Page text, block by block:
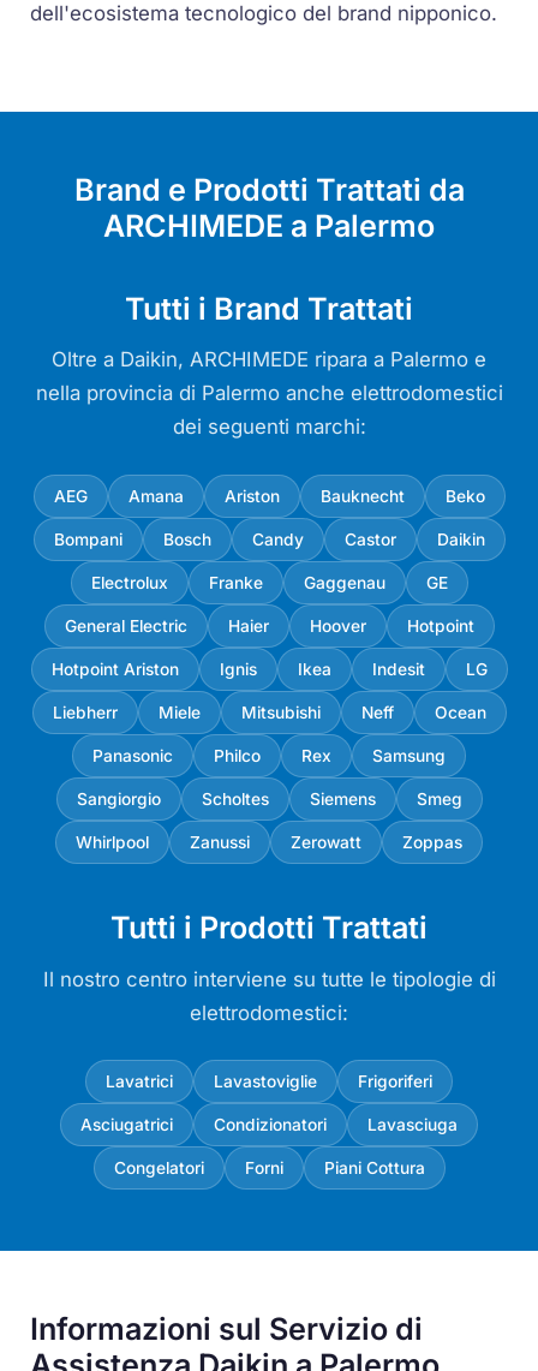
dell'ecosistema tecnologico del brand nipponico.
Brand e Prodotti Trattati da
ARCHIMEDE a Palermo
Tutti i Brand Trattati
Oltre a Daikin, ARCHIMEDE ripara a Palermo e
nella provincia di Palermo anche elettrodomestici
dei seguenti marchi:
AEG Amana Ariston Bauknecht Beko
Bompani Bosch Candy Castor Daikin
Electrolux Franke Gaggenau GE
General Electric Haier Hoover Hotpoint
Hotpoint Ariston Ignis Ikea Indesit LG
Liebherr Miele Mitsubishi Neff Ocean
Panasonic Philco Rex Samsung
Sangiorgio Scholtes Siemens Smeg
Whirlpool Zanussi Zerowatt Zoppas
Tutti i Prodotti Trattati
Il nostro centro interviene su tutte le tipologie di
elettrodomestici:
Lavatrici Lavastoviglie Frigoriferi
Asciugatrici Condizionatori Lavasciuga
Congelatori Forni Piani Cottura
Informazioni sul Servizio di